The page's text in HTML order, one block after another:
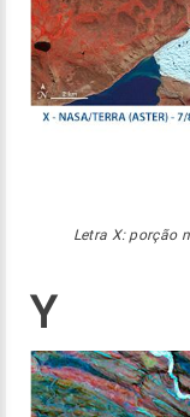
Letra X: porção
Y